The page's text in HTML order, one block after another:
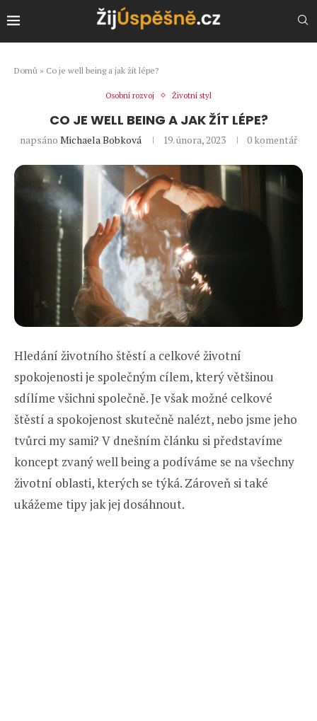
Domů » Co je well being a jak žít lépe?
Osobní rozvoj Životní styl
CO JE WELL BEING A JAK ŽÍT LÉPE?
napsáno Michaela Bobková 19. února, 2023 0 komentář
Hledání životního štěstí a celkové životní
spokojenosti je společným cílem, který většinou
sdílíme všichni společně. Je však možné celkové
štěstí a spokojenost skutečně nalézt, nebo jsme jeho
tvůrci my sami? V dnešním článku si představíme
koncept zvaný well being a podíváme se na všechny
životní oblasti, kterých se týká. Zároveň si také
ukážeme tipy jak jej dosáhnout.